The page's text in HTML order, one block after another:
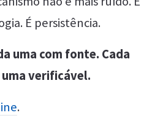
É persistência.
uma com fonte. Cada
uma verificável.
.